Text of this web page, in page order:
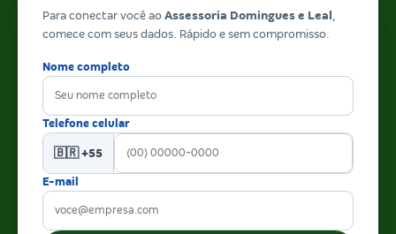
Para conectar você ao Assessoria Domingues e Leal ,
comece com seus dados. Rápido e sem compromisso.
Nome completo
Telefone celular
🇧🇷 +55
E-mail